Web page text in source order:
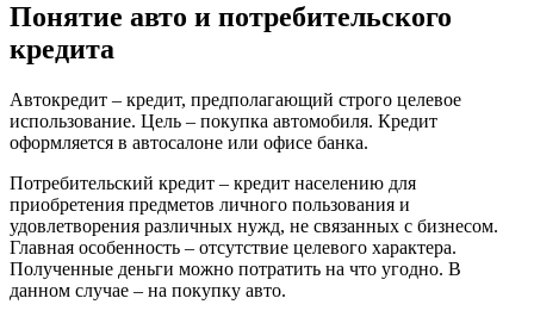
Понятие авто и потребительского
кредита
Автокредит – кредит, предполагающий строго целевое
использование. Цель – покупка автомобиля. Кредит
оформляется в автосалоне или офисе банка.
Потребительский кредит – кредит населению для
приобретения предметов личного пользования и
удовлетворения различных нужд, не связанных с бизнесом.
Главная особенность – отсутствие целевого характера.
Полученные деньги можно потратить на что угодно. В
данном случае – на покупку авто.